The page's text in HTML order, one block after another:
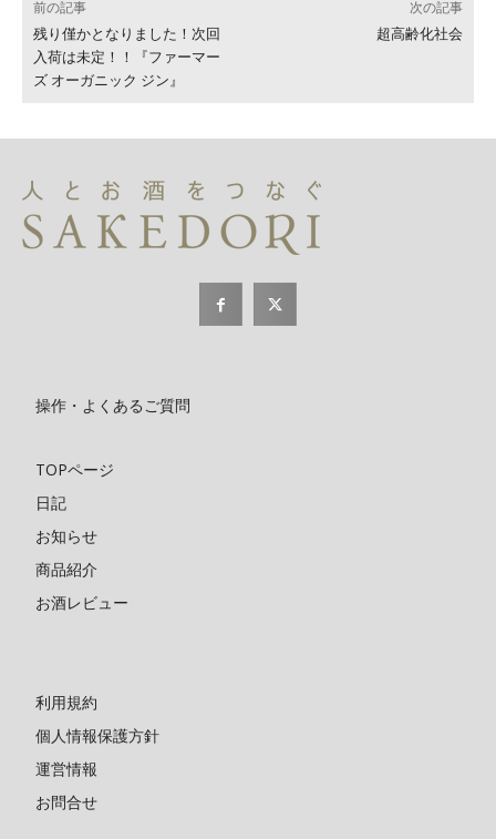
前の記事
残り僅かとなりました！次回
入荷は未定！！『ファーマー
ズ オーガニック ジン』
次の記事
超高齢化社会
操作・よくあるご質問
TOPページ
日記
お知らせ
商品紹介
お酒レビュー
利用規約
個人情報保護方針
運営情報
お問合せ